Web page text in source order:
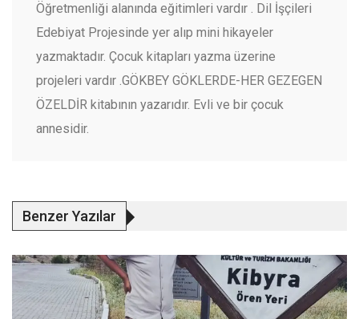
Öğretmenliği alanında eğitimleri vardır . Dil İşçileri
Edebiyat Projesinde yer alıp mini hikayeler
yazmaktadır. Çocuk kitapları yazma üzerine
projeleri vardır .GÖKBEY GÖKLERDE-HER GEZEGEN
ÖZELDİR kitabının yazarıdır. Evli ve bir çocuk
annesidir.
Benzer Yazılar